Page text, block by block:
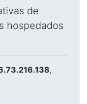
de
hospedados
,